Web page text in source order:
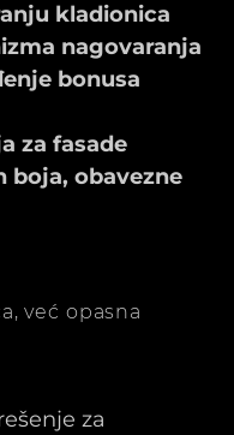
kladionica
nagovaranja
bonusa
za fasade
boja, obavezne
već opasna
za